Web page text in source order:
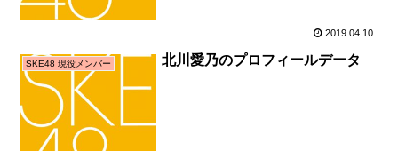
2019.04.10
SKE48 現役メンバー 北川愛乃のプロフィールデータ